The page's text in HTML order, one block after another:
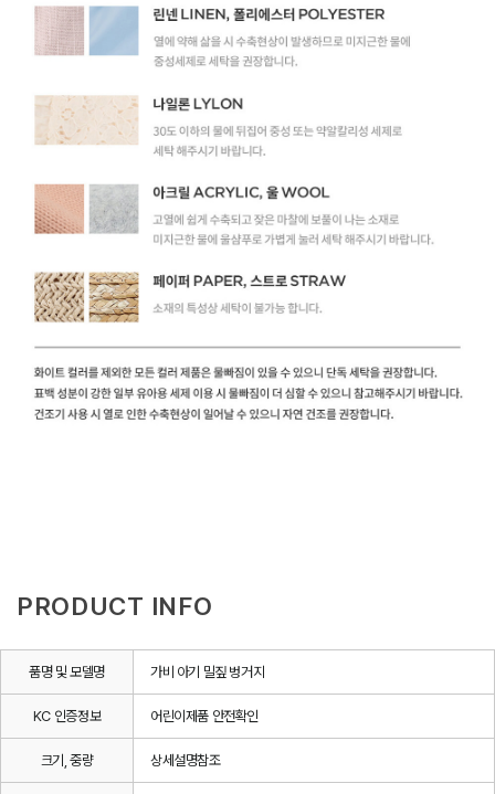
PRODUCT INFO
품명 및 모델명 가비 아기 밀짚 벙거지
KC 인증정보 어린이제품 안전확인
크기, 중량 상세설명참조